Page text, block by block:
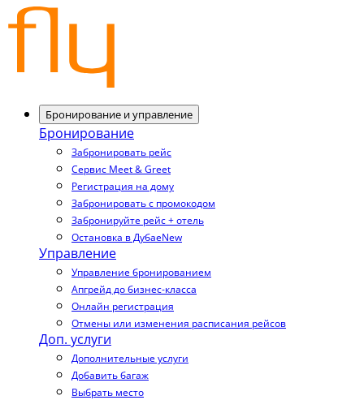
Бронирование и управление
Бронирование
Забронировать рейс
Сервис Meet & Greet
Регистрация на дому
Забронировать с промокодом
Забронируйте рейс + отель
Остановка в ДубаеNew
Управление
Управление бронированием
Апгрейд до бизнес-класса
Онлайн регистрация
Отмены или изменения расписания рейсов
Доп. услуги
Дополнительные услуги
Добавить багаж
Выбрать место